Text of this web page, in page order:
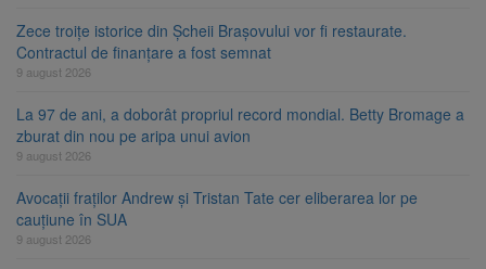
Zece troițe istorice din Șcheii Brașovului vor fi restaurate.
Contractul de finanțare a fost semnat
9 august 2026
La 97 de ani, a doborât propriul record mondial. Betty Bromage a
zburat din nou pe aripa unui avion
9 august 2026
Avocații fraților Andrew și Tristan Tate cer eliberarea lor pe
cauțiune în SUA
9 august 2026